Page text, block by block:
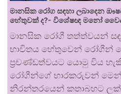
මානසික රෝග සඳහා ලබාදෙන
හේතුවක් ද?- විශේෂඥ මනෝ
මානසික රෝගී තත්ත්වයන්
භාවිතය හේතුවෙන් රෝගීන්
ප්‍රචණ්ඩත්වයට යොමු විය
රෝගීන්ගේ භාරකරුවන්
නිරන්තරයෙන් කතාබහට